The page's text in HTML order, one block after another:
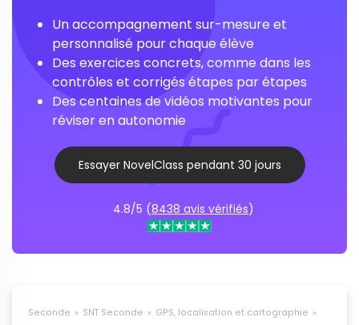
Un accompagnement sur-mesure et
personnalisé pour chaque élève
Des exercices concrets, comme dans les
contrôles et corrigés étapes par étapes
Des centaines de vidéos motivantes pour
réviser en autonomie
Essayer NovelClass pendant 30 jours
4.8/5 (8438 avis vérifiés)
Seconde SNT Seconde
GPS, localisation et cartographie